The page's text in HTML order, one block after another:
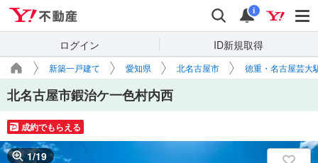
検索 通知
i
ログイン ID新規取得
新築一戸建て 愛知県 北名古屋市 徳重・名古屋芸大
北名古屋市鍜治ケ一色村内西
成約でもらえる
1/19